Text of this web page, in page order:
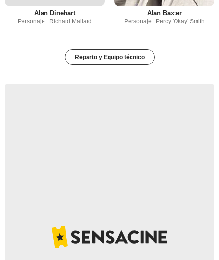
Alan Dinehart
Personaje : Richard Mallard
Alan Baxter
Personaje : Percy 'Okay' Smith
Reparto y Equipo técnico